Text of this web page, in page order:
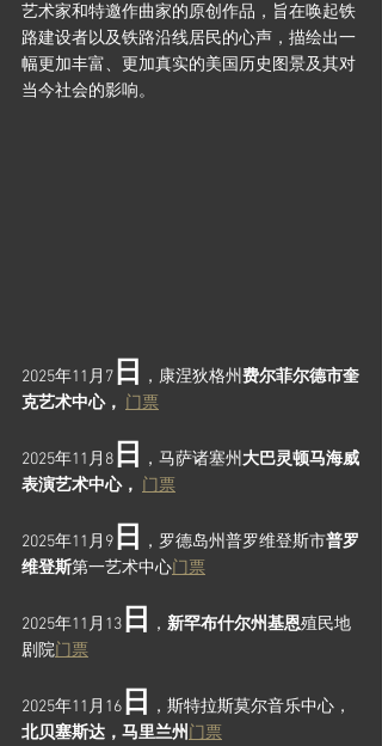
艺术家和特邀作曲家的原创作品，旨在唤起铁
路建设者以及铁路沿线居民的心声，描绘出一
幅更加丰富、更加真实的美国历史图景及其对
当今社会的影响。
2025年11月7 日 ，康涅狄格州费尔菲尔德市奎
克艺术中心， 门票
2025年11月8 日 ，马萨诸塞州大巴灵顿马海威
表演艺术中心， 门票
2025年11月9 日 ，罗德岛州普罗维登斯市普罗
维登斯第一艺术中心门票
2025年11月13 日 ， 新罕布什尔州基恩殖民地
剧院门票
2025年11月16 日
，斯特拉斯莫尔音乐中心，
北贝塞斯达，马里兰州门票